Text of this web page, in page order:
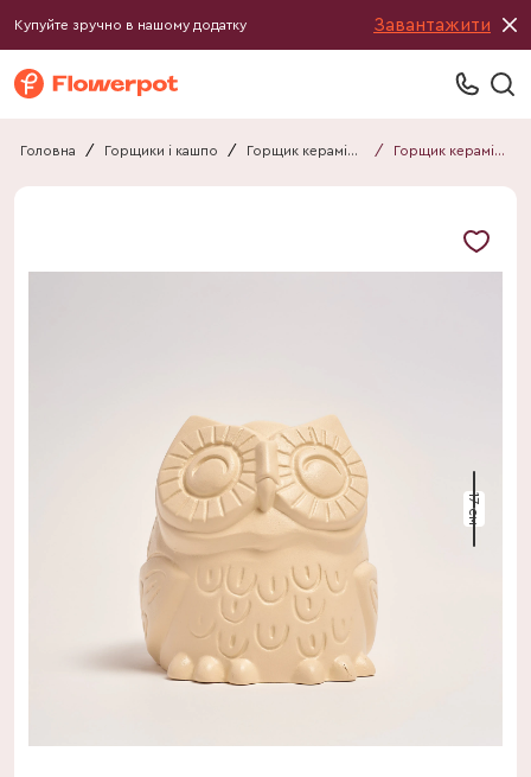
Купуйте зручно в нашому додатку Завантажити
Головна / Горщики і кашпо / Горщик керамічний / Горщик керамічний Сова мат бежевий
17 см